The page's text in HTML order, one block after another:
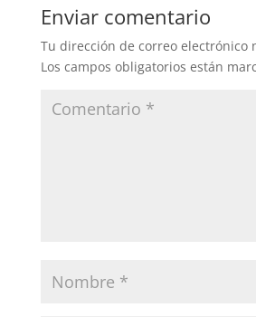
Enviar comentario
Tu dirección de correo electrónico
Los campos obligatorios están